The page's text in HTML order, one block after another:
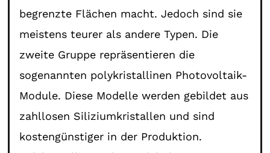
begrenzte Flächen macht. Jedoch sind sie
meistens teurer als andere Typen. Die
zweite Gruppe repräsentieren die
sogenannten polykristallinen Photovoltaik-
Module. Diese Modelle werden gebildet aus
zahllosen Siliziumkristallen und sind
kostengünstiger in der Produktion.